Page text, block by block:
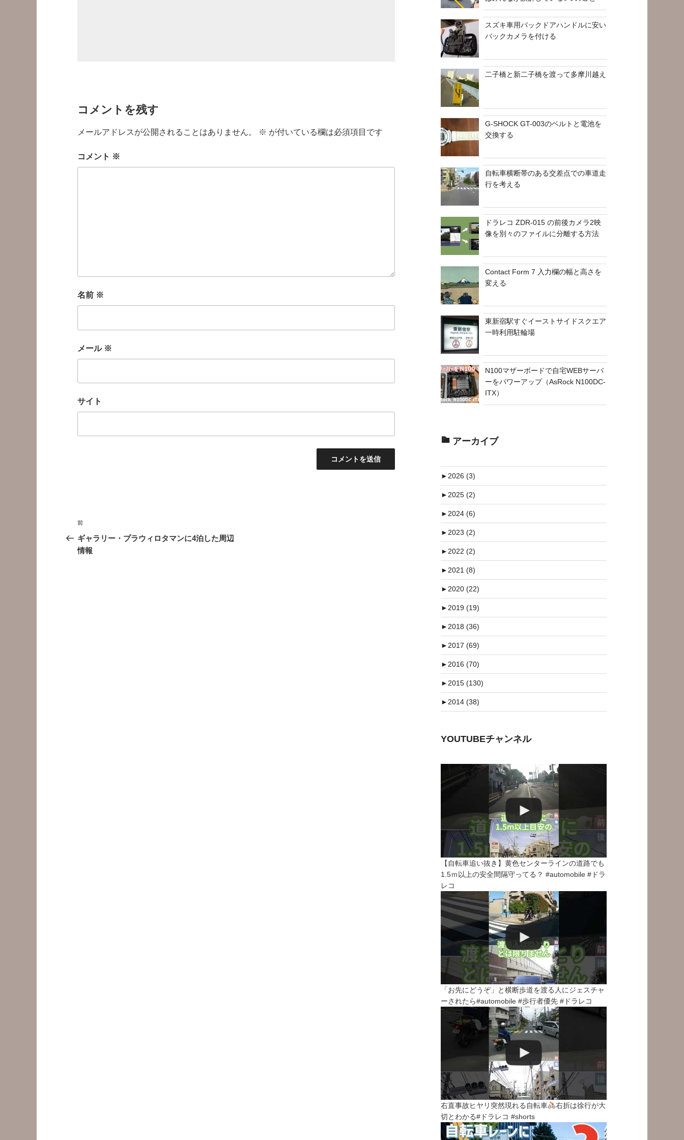
コメントを残す
メールアドレスが公開されることはありません。 ※ が付いている欄は必須項目です
コメント ※
名前 ※
メール ※
サイト
投
稿
ナ
前
の
投
前
ギャラリー・プラウィロタマンに4泊した周辺
情報
スズキ車用バックドアハンドルに安い
バックカメラを付ける
二子橋と新二子橋を渡って多摩川越え
G-SHOCK GT-003のベルトと電池を
交換する
自転車横断帯のある交差点での車道走
行を考える
ドラレコ ZDR-015 の前後カメラ2映
像を別々のファイルに分離する方法
Contact Form 7 入力欄の幅と高さを
変える
東新宿駅すぐイーストサイドスクエア
一時利用駐輪場
N100マザーボードで自宅WEBサーバ
ーをパワーアップ（AsRock N100DC-
ITX）
アーカイブ
►2026 (3)
►2025 (2)
►2024 (6)
►2023 (2)
►2022 (2)
►2021 (8)
►2020 (22)
►2019 (19)
►2018 (36)
►2017 (69)
►2016 (70)
►2015 (130)
►2014 (38)
YOUTUBEチャンネル
【自転車追い抜き】黄色センターラインの道路でも
1.5ｍ以上の安全間隔守ってる？ #automobile #ドラ
レコ
「お先にどうぞ」と横断歩道を渡る人にジェスチャ
ーされたら#automobile #歩行者優先 #ドラレコ
右直事故ヒヤリ突然現れる自転車
右折は徐行が大
切とわかる#ドラレコ #shorts